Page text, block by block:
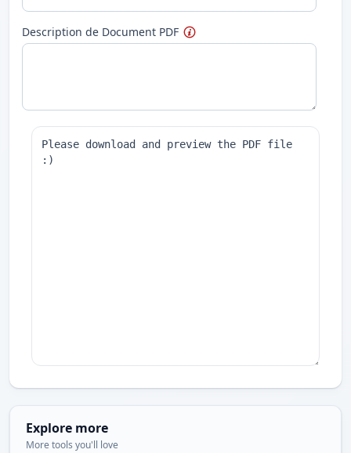
Description de Document PDF
Explore more
More tools you'll love